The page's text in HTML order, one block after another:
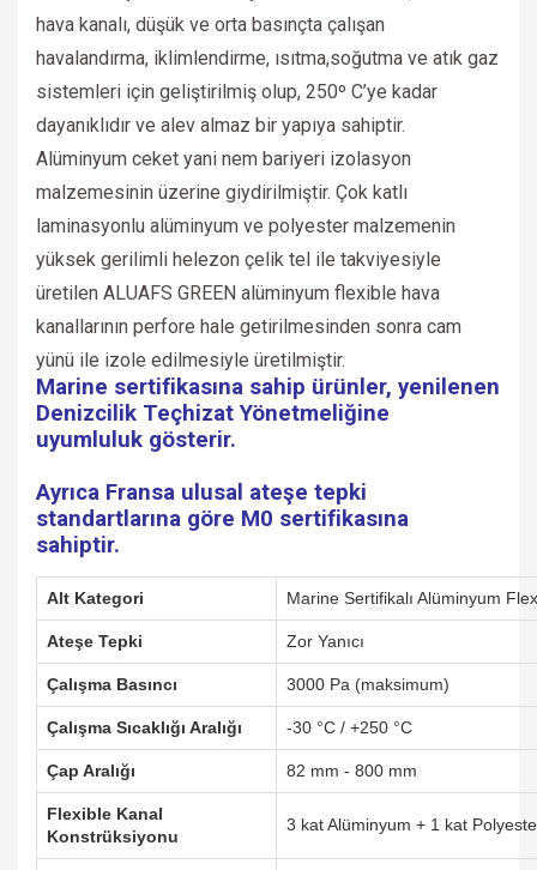
hava kanalı, düşük ve orta basınçta çalışan
havalandırma, iklimlendirme, ısıtma,soğutma ve atık gaz
sistemleri için geliştirilmiş olup, 250º C’ye kadar
dayanıklıdır ve alev almaz bir yapıya sahiptir.
Alüminyum ceket yani nem bariyeri izolasyon
malzemesinin üzerine giydirilmiştir. Çok katlı
laminasyonlu alüminyum ve polyester malzemenin
yüksek gerilimli helezon çelik tel ile takviyesiyle
üretilen ALUAFS GREEN alüminyum flexible hava
kanallarının perfore hale getirilmesinden sonra cam
yünü ile izole edilmesiyle üretilmiştir.
Marine sertifikasına sahip ürünler, yenilenen
Denizcilik Teçhizat Yönetmeliğine
uyumluluk gösterir.
Ayrıca Fransa ulusal ateşe tepki
standartlarına göre M0 sertifikasına
sahiptir.
Alt Kategori Marine Sertifikalı Alüminyum
Ateşe Tepki Zor Yanıcı
Çalışma Basıncı 3000 Pa (maksimum)
Çalışma Sıcaklığı Aralığı -30 °C / +250 °C
Çap Aralığı 82 mm - 800 mm
Flexible Kanal
Konstrüksiyonu
3 kat Alüminyum + 1 kat